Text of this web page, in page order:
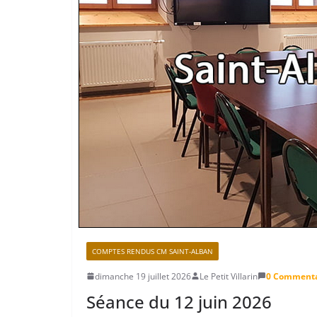
COMPTES RENDUS CM SAINT-ALBAN
dimanche 19 juillet 2026 Le Petit Villarin 0
Séance du 12 juin 2026